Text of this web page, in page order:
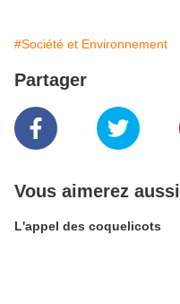
#Société et Environnement
Partager
Vous aimerez aussi
L'appel des coquelicots